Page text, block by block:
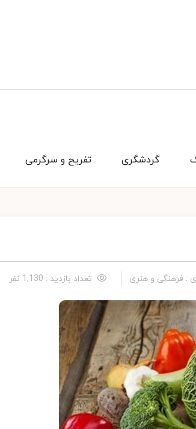
تفریح و سرگرمی گردشگری
: فرهنگی و هنری تعداد بازدید : 1,130 نفر